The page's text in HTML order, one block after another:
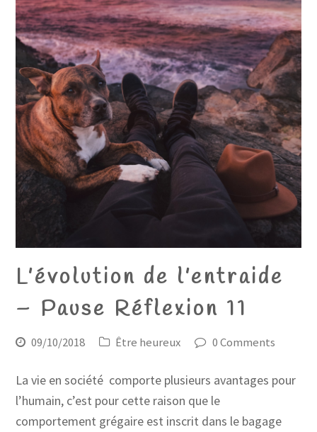
L’évolution de l’entraide
– Pause Réflexion 11
09/10/2018 Être heureux 0 Comments
La vie en société comporte plusieurs avantages pour
l’humain, c’est pour cette raison que le
comportement grégaire est inscrit dans le bagage